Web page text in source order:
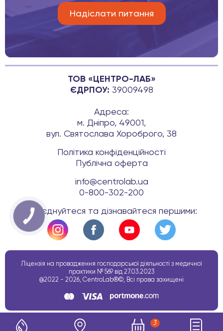
ТОВ «ЦЕНТРО-ЛАБ»
ЄДРПОУ: 39009498
Адреса:
м. Дніпро, 49001,
вул. Святослава Хороброго, 38
Політика конфіденційності
Публічна оферта
info@centrolab.ua
0-800-302-200
Приєднуйтеся та дізнавайтеся першими:
Ліцензія на провадження господарської діяльності з медичної
практики № 569 від 27.03.2023
@2022 - 2026, CentroLab®©, Всі права захищені
3
КНОПКА
ЗВ'ЯЗКУ